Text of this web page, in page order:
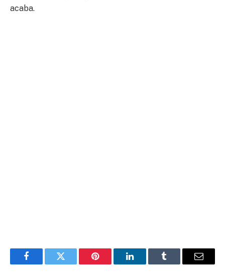
acaba.
FacebookTwitter Pinterest LinkedInTumblr Email